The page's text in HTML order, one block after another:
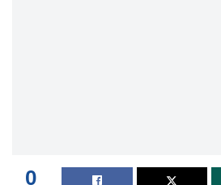
0